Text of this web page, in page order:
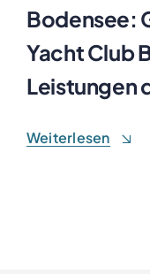
Bodensee:
Yacht Club
Leistungen
Weiterlesen